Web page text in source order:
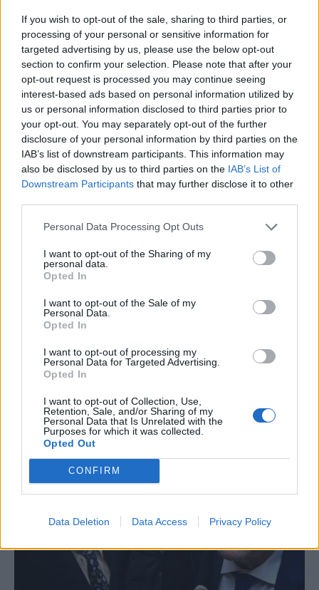
If you wish to opt-out of the sale, sharing to third parties, or
processing of your personal or sensitive information for
targeted advertising by us, please use the below opt-out
section to confirm your selection. Please note that after your
opt-out request is processed you may continue seeing
interest-based ads based on personal information utilized by
us or personal information disclosed to third parties prior to
your opt-out. You may separately opt-out of the further
disclosure of your personal information by third parties on the
IAB’s list of downstream participants. This information may
also be disclosed by us to third parties on the IAB’s List of
Downstream Participants that may further disclose it to other
Personal Data Processing Opt Outs
I want to opt-out of the Sharing of my
personal data.
Opted In
I want to opt-out of the Sale of my
Personal Data.
Opted In
I want to opt-out of processing my
Personal Data for Targeted Advertising.
Opted In
I want to opt-out of Collection, Use,
Retention, Sale, and/or Sharing of my
Personal Data that Is Unrelated with the
Purposes for which it was collected.
Opted Out
CONFIRM
Data Deletion Data Access Privacy Policy
Με το βλέμμα στην κάλπη: πρώτα οι εθνικές, μετά οι
αυτοδιοικητικές εκλογές – Τα μέχρι τώρα δεδομένα, οι
ενδιαφερόμενοι
συνέντευξη Γ. Μαστροκούκου και Μ. Πλάτση και τα
ερωτήματα του ΤΕΕ για τις αναθέσεις